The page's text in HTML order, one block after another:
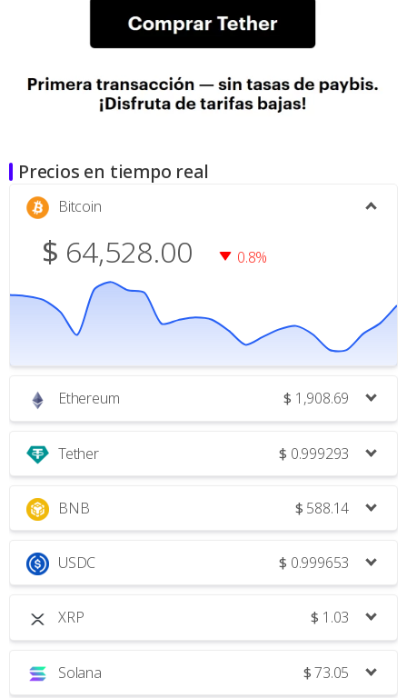
Precios en tiempo real
Bitcoin
$ 64,528.00 0.8%
Ethereum $ 1,908.69
Tether $ 0.999293
BNB $ 588.14
USDC $ 0.999653
XRP $ 1.03
Solana $73.05